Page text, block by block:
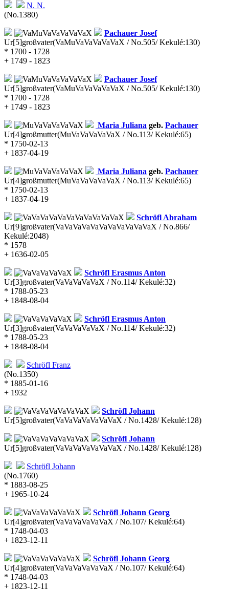
N. N.
(No.1380)
Pachauer Josef
Ur[5]großvater(VaMuVaVaVaVaVaX / No.505/ Kekulé:130)
* 1700 - 1728
+ 1749 - 1823
Pachauer Josef
Ur[5]großvater(VaMuVaVaVaVaVaX / No.505/ Kekulé:130)
* 1700 - 1728
+ 1749 - 1823
Maria Juliana geb. Pachauer
Ur[4]großmutter(MuVaVaVaVaVaX / No.113/ Kekulé:65)
* 1750-02-13
+ 1837-04-19
Maria Juliana geb. Pachauer
Ur[4]großmutter(MuVaVaVaVaVaX / No.113/ Kekulé:65)
* 1750-02-13
+ 1837-04-19
Schröfl Abraham
Ur[9]großvater(VaVaVaVaVaVaVaVaVaVaVaX / No.866/
Kekulé:2048)
* 1578
+ 1636-02-05
Schröfl Erasmus Anton
Ur[3]großvater(VaVaVaVaVaX / No.114/ Kekulé:32)
* 1788-05-23
+ 1848-08-04
Schröfl Erasmus Anton
Ur[3]großvater(VaVaVaVaVaX / No.114/ Kekulé:32)
* 1788-05-23
+ 1848-08-04
Schröfl Franz
(No.1350)
* 1885-01-16
+ 1932
Schröfl Johann
Ur[5]großvater(VaVaVaVaVaVaVaX / No.1428/ Kekulé:128)
Schröfl Johann
Ur[5]großvater(VaVaVaVaVaVaVaX / No.1428/ Kekulé:128)
Schröfl Johann
(No.1760)
* 1883-08-25
+ 1965-10-24
Schröfl Johann Georg
Ur[4]großvater(VaVaVaVaVaVaX / No.107/ Kekulé:64)
* 1748-04-03
+ 1823-12-11
Schröfl Johann Georg
Ur[4]großvater(VaVaVaVaVaVaX / No.107/ Kekulé:64)
* 1748-04-03
+ 1823-12-11